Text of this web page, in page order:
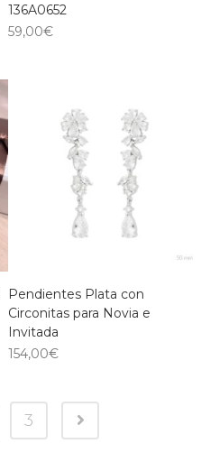
136A0652
59,00€
Pendientes Plata con
Circonitas para Novia e
Invitada
154,00€
3